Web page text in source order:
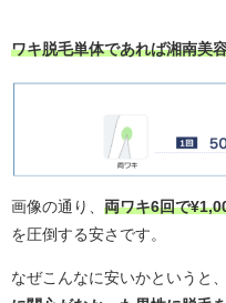
ワキ脱毛単体であれば湘南美
画像の通り、 両ワキ6回で
を圧倒する安さです。
なぜこんなに安いかというと